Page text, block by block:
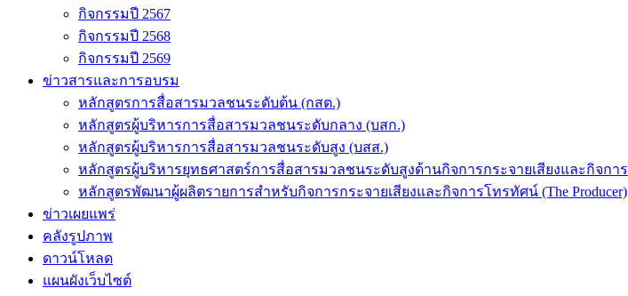
กิจกรรมปี 2567
กิจกรรมปี 2568
กิจกรรมปี 2569
ข่าวสารและการอบรม
หลักสูตรการสื่อสารมวลชนระดับต้น (กสต.)
หลักสูตรผู้บริหารการสื่อสารมวลชนระดับกลาง (บสก.)
หลักสูตรผู้บริหารการสื่อสารมวลชนระดับสูง (บสส.)
หลักสูตรผู้บริหารยุทธศาสตร์การสื่อสารมวลชนระดับสูงด้านกิจการกระจายเสียงและกิจกา
หลักสูตรพัฒนาผู้ผลิตรายการสำหรับกิจการกระจายเสียงและกิจการโทรทัศน์ (The Producer)
ข่าวเผยแพร่
คลังรูปภาพ
ดาวน์โหลด
แผนผังเว็บไซต์